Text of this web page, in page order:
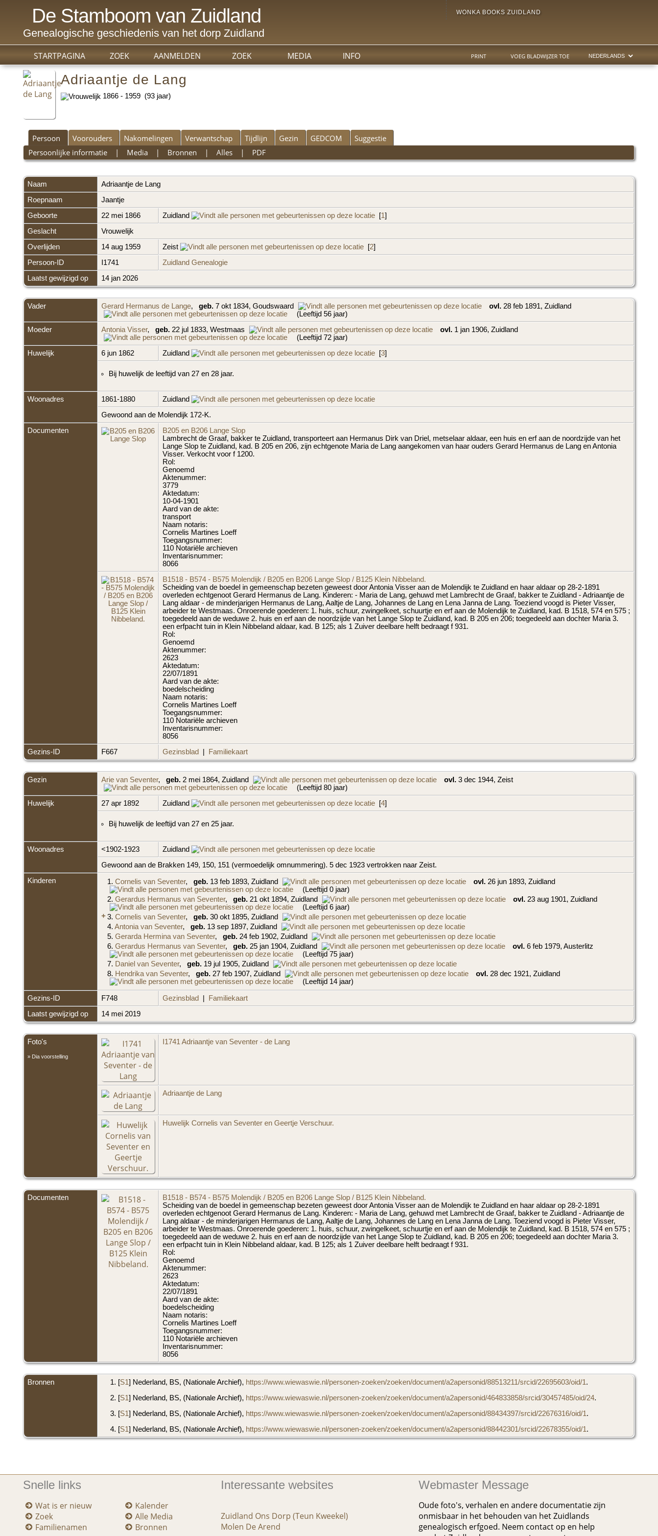
De Stamboom van Zuidland
Genealogische geschiedenis van het dorp Zuidland
WONKA BOOKS ZUIDLAND
ZOEK MEDIA INFO
STARTPAGINA ZOEK AANMELDEN PRINT VOEG BLADWIJZER TOE
Adriaantje de Lang
1866 - 1959 (93 jaar)
Persoon Voorouders Nakomelingen Verwantschap Tijdlijn Gezin GEDCOM
Suggestie
Persoonlijke informatie | Media | Bronnen |Alles | PDF
Naam Adriaantje de Lang
Roepnaam
Jaantje
Geboorte
22 mei 1866 Zuidland [1]
Geslacht
Vrouwelijk
Overlijden
14 aug 1959 Zeist [2]
Persoon-ID
I1741
Zuidland Genealogie
Laatst gewijzigd op
14 jan 2026
Vader Gerard Hermanus de Lange, geb. 7 okt 1834, Goudswaard ovl. 28 feb 1891, Zuidland
(Leeftijd 56 jaar)
Moeder
Antonia Visser, geb. 22 jul 1833, Westmaas ovl. 1 jan 1906, Zuidland
(Leeftijd 72 jaar)
Huwelijk
6 jun 1862 Zuidland [3]
Bij huwelijk de leeftijd van 27 en 28 jaar.
Woonadres 1861-1880
Zuidland
Gewoond aan de Molendijk 172-K.
Documenten
B205 en B206 Lange Slop
Lambrecht de Graaf, bakker te Zuidland, transporteert aan Hermanus Dirk van Driel, metselaar aldaar, een huis en erf aan de noordzijde van het
Lange Slop te Zuidland, kad. B 205 en 206, zijn echtgenote Maria de Lang aangekomen van haar ouders Gerard Hermanus de Lang en Antonia
Visser. Verkocht voor f 1200.
Rol:
Genoemd
Aktenummer:
3779
Aktedatum:
10-04-1901
Aard van de akte:
transport
Naam notaris:
Cornelis Martines Loeff
Toegangsnummer:
110 Notariële archieven
Inventarisnummer:
8066
B1518 - B574 - B575 Molendijk / B205 en B206 Lange Slop / B125 Klein Nibbeland.
Scheiding van de boedel in gemeenschap bezeten geweest door Antonia Visser aan de Molendijk te Zuidland en haar aldaar op 28-2-1891
overleden echtgenoot Gerard Hermanus de Lang. Kinderen: - Maria de Lang, gehuwd met Lambrecht de Graaf, bakker te Zuidland - Adriaantje de
Lang aldaar - de minderjarigen Hermanus de Lang, Aaltje de Lang, Johannes de Lang en Lena Janna de Lang. Toeziend voogd is Pieter Visser,
arbeider te Westmaas. Onroerende goederen: 1. huis, schuur, zwingelkeet, schuurtje en erf aan de Molendijk te Zuidland, kad. B 1518, 574 en 575 ;
toegedeeld aan de weduwe 2. huis en erf aan de noordzijde van het Lange Slop te Zuidland, kad. B 205 en 206; toegedeeld aan dochter Maria 3.
een erfpacht tuin in Klein Nibbeland aldaar, kad. B 125; als 1 Zuiver deelbare helft bedraagt f 931.
Rol:
Genoemd
Aktenummer:
2623
Aktedatum:
22/07/1891
Aard van de akte:
boedelscheiding
Naam notaris:
Cornelis Martines Loeff
Toegangsnummer:
110 Notariële archieven
Inventarisnummer:
8056
Gezins-ID
F667 Gezinsblad | Familiekaart
Gezin Arie van Seventer, geb. 2 mei 1864, Zuidland ovl. 3 dec 1944, Zeist
(Leeftijd 80 jaar)
Huwelijk
27 apr 1892 Zuidland [4]
Bij huwelijk de leeftijd van 27 en 25 jaar.
Woonadres <1902-1923
Zuidland
Gewoond aan de Brakken 149, 150, 151 (vermoedelijk omnummering). 5 dec 1923 vertrokken naar Zeist.
Kinderen
1. Cornelis van Seventer, geb. 13 feb 1893, Zuidland ovl. 26 jun 1893, Zuidland
(Leeftijd 0 jaar)
2. Gerardus Hermanus van Seventer, geb. 21 okt 1894, Zuidland ovl. 23 aug 1901, Zuidland
(Leeftijd 6 jaar)
+3. Cornelis van Seventer, geb. 30 okt 1895, Zuidland
4. Antonia van Seventer, geb. 13 sep 1897, Zuidland
5. Gerarda Hermina van Seventer, geb. 24 feb 1902, Zuidland
6. Gerardus Hermanus van Seventer, geb. 25 jan 1904, Zuidland ovl. 6 feb 1979, Austerlitz
(Leeftijd 75 jaar)
7. Daniel van Seventer, geb. 19 jul 1905, Zuidland
8. Hendrika van Seventer, geb. 27 feb 1907, Zuidland ovl. 28 dec 1921, Zuidland
(Leeftijd 14 jaar)
Gezins-ID F748 Gezinsblad | Familiekaart
Laatst gewijzigd op
14 mei 2019
Foto's
» Dia voorstelling
I1741 Adriaantje van Seventer - de Lang
Adriaantje de Lang
Huwelijk Cornelis van Seventer en Geertje Verschuur.
Documenten
B1518 - B574 - B575 Molendijk / B205 en B206 Lange Slop / B125 Klein Nibbeland.
Scheiding van de boedel in gemeenschap bezeten geweest door Antonia Visser aan de Molendijk te Zuidland en haar aldaar op 28-2-1891
overleden echtgenoot Gerard Hermanus de Lang. Kinderen: - Maria de Lang, gehuwd met Lambrecht de Graaf, bakker te Zuidland - Adriaantje de
Lang aldaar - de minderjarigen Hermanus de Lang, Aaltje de Lang, Johannes de Lang en Lena Janna de Lang. Toeziend voogd is Pieter Visser,
arbeider te Westmaas. Onroerende goederen: 1. huis, schuur, zwingelkeet, schuurtje en erf aan de Molendijk te Zuidland, kad. B 1518, 574 en 575 ;
toegedeeld aan de weduwe 2. huis en erf aan de noordzijde van het Lange Slop te Zuidland, kad. B 205 en 206; toegedeeld aan dochter Maria 3.
een erfpacht tuin in Klein Nibbeland aldaar, kad. B 125; als 1 Zuiver deelbare helft bedraagt f 931.
Rol:
Genoemd
Aktenummer:
2623
Aktedatum:
22/07/1891
Aard van de akte:
boedelscheiding
Naam notaris:
Cornelis Martines Loeff
Toegangsnummer:
110 Notariële archieven
Inventarisnummer:
8056
Bronnen [S1] Nederland, BS, (Nationale Archief), https://www.wiewaswie.nl/personen-zoeken/zoeken/document/a2apersonid/88513211/srcid/22695603/oid/1.
[S1] Nederland, BS, (Nationale Archief), https://www.wiewaswie.nl/personen-zoeken/zoeken/document/a2apersonid/464833858/srcid/30457485/oid/24.
[S1] Nederland, BS, (Nationale Archief), https://www.wiewaswie.nl/personen-zoeken/zoeken/document/a2apersonid/88434397/srcid/22676316/oid/1.
[S1] Nederland, BS, (Nationale Archief), https://www.wiewaswie.nl/personen-zoeken/zoeken/document/a2apersonid/88442301/srcid/22678355/oid/1.
Snelle links
Wat is er nieuw
Zoek
Familienamen
Kalender
Alle Media
Bronnen
Interessante websites
Zuidland Ons Dorp (Teun Kweekel)
Molen De Arend
Webmaster Message
Oude foto's, verhalen en andere documentatie zijn
onmisbaar in het behouden van het Zuidlands
genealogisch erfgoed. Neem contact op en help